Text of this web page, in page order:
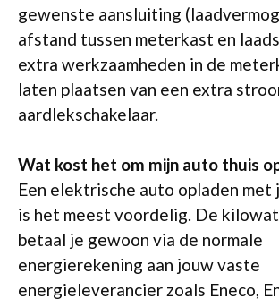
gewenste aansluiting
afstand tussen meterkast en
extra werkzaamheden in de
laten plaatsen van een extra
aardlekschakelaar.
Wat kost het om mijn auto thuis
Een elektrische auto opladen met
is het meest voordelig. De
betaal je gewoon via de normale
energierekening aan jouw vaste
energieleverancier zoals Eneco,